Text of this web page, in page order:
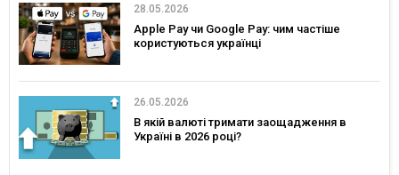
28.05.2026
Apple Pay чи Google Pay: чим частіше
користуються українці
26.05.2026
В якій валюті тримати заощадження в
Україні в 2026 році?